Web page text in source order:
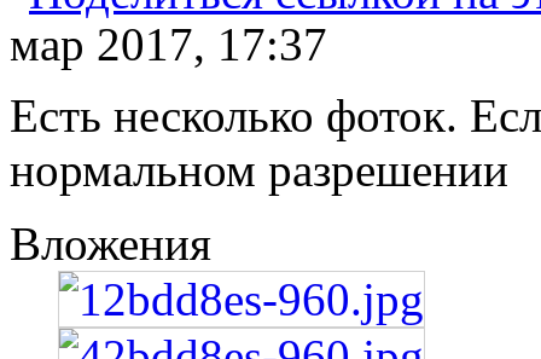
мар 2017, 17:37
Есть несколько фоток.
нормальном разрешении
Вложения